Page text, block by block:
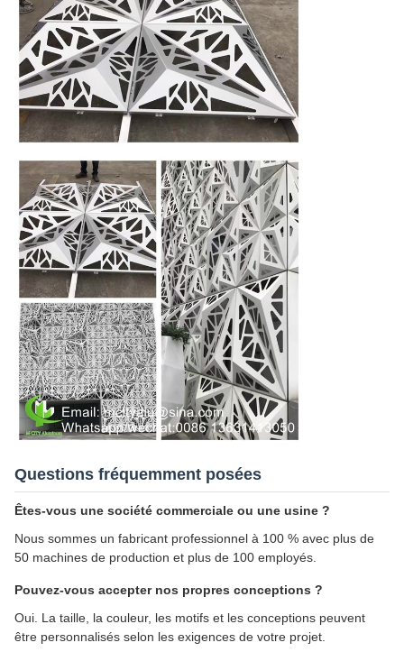
Questions fréquemment posées
Êtes-vous une société commerciale ou une usine ?
Nous sommes un fabricant professionnel à 100 % avec plus de
50 machines de production et plus de 100 employés.
Pouvez-vous accepter nos propres conceptions ?
Oui. La taille, la couleur, les motifs et les conceptions peuvent
être personnalisés selon les exigences de votre projet.